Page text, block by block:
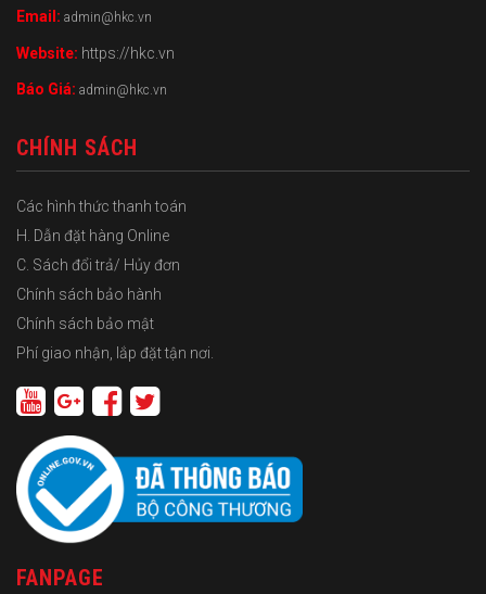
Email: admin@hkc.vn
Website: https://hkc.vn
Báo Giá: admin@hkc.vn
CHÍNH SÁCH
Các hình thức thanh toán
H. Dẫn đặt hàng Online
C. Sách đổi trả/ Hủy đơn
Chính sách bảo hành
Chính sách bảo mật
Phí giao nhận, lắp đặt tận nơi.
FANPAGE